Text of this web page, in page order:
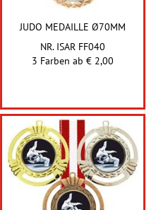
JUDO MEDAILLE Ø70MM
NR. ISAR FF040
3 Farben ab € 2,00